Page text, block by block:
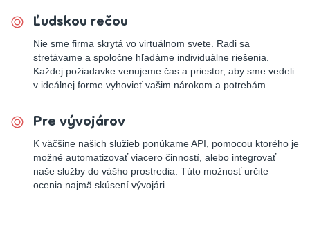
Ľudskou rečou
Nie sme firma skrytá vo virtuálnom svete. Radi sa
stretávame a spoločne hľadáme individuálne riešenia.
Každej požiadavke venujeme čas a priestor, aby sme vedeli
v ideálnej forme vyhovieť vašim nárokom a potrebám.
Pre vývojárov
K väčšine našich služieb ponúkame API, pomocou ktorého je
možné automatizovať viacero činností, alebo integrovať
naše služby do vášho prostredia. Túto možnosť určite
ocenia najmä skúsení vývojári.